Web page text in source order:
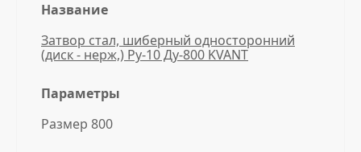
Название
Затвор стал, шиберный односторонний
(диск - нерж,) Ру-10 Ду-800 KVANT
Параметры
Размер 800